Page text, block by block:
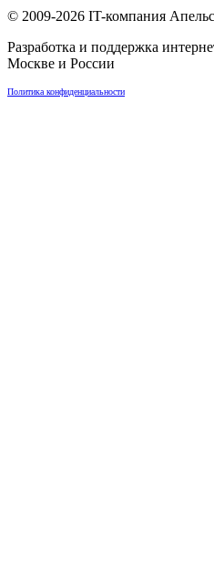
© 2009-2026 IT-компания
Разработка и поддержка
Москве и России
Политика конфиденциальности